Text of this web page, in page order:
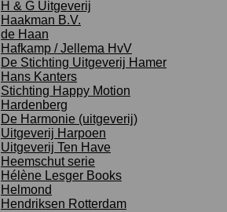
H & G Uitgeverij
Haakman B.V.
de Haan
Hafkamp / Jellema HvV
De Stichting Uitgeverij Hamer
Hans Kanters
Stichting Happy Motion
Hardenberg
De Harmonie (uitgeverij)
Uitgeverij Harpoen
Uitgeverij Ten Have
Heemschut serie
Hélène Lesger Books
Helmond
Hendriksen Rotterdam